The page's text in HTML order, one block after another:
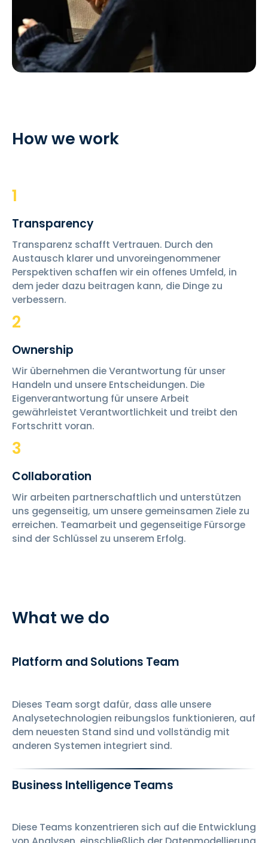
How we work
1
Transparency
Transparenz schafft Vertrauen. Durch den
Austausch klarer und unvoreingenommener
Perspektiven schaffen wir ein offenes Umfeld, in
dem jeder dazu beitragen kann, die Dinge zu
verbessern.
2
Ownership
Wir übernehmen die Verantwortung für unser
Handeln und unsere Entscheidungen. Die
Eigenverantwortung für unsere Arbeit
gewährleistet Verantwortlichkeit und treibt den
Fortschritt voran.
3
Collaboration
Wir arbeiten partnerschaftlich und unterstützen
uns gegenseitig, um unsere gemeinsamen Ziele zu
erreichen. Teamarbeit und gegenseitige Fürsorge
sind der Schlüssel zu unserem Erfolg.
What we do
Platform and Solutions Team
Dieses Team sorgt dafür, dass alle unsere
Analysetechnologien reibungslos funktionieren, auf
dem neuesten Stand sind und vollständig mit
anderen Systemen integriert sind.
Business Intelligence Teams
Diese Teams konzentrieren sich auf die Entwicklung